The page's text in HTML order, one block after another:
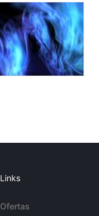
Links
Ofertas